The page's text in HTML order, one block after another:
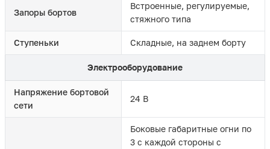
Запоры бортов
Встроенные, регулируемые,
стяжного типа
Ступеньки Складные, на заднем борту
Электрооборудование
Напряжение бортовой
сети
24 В
Боковые габаритные огни по
3 с каждой стороны с